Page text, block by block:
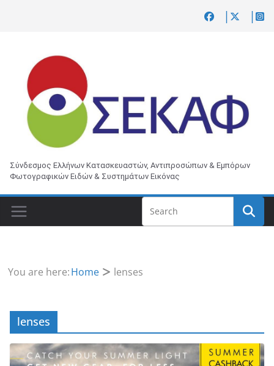
Σύνδεσμος Ελλήνων Κατασκευαστών, Αντιπροσώπων & Εμπόρων
Φωτογραφικών Ειδών & Συστημάτων Εικόνας
You are here:Home lenses
lenses